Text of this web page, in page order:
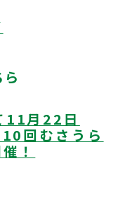
11月22日
回むさうら
！